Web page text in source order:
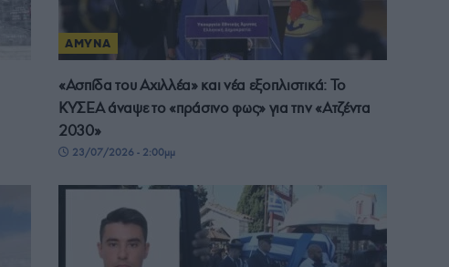
ΑΜΥΝΑ
«Ασπίδα του Αχιλλέα» και νέα εξοπλιστικά: Το
ΚΥΣΕΑ άναψε το «πράσινο φως» για την «Ατζέντα
2030»
23/07/2026 - 2:00μμ